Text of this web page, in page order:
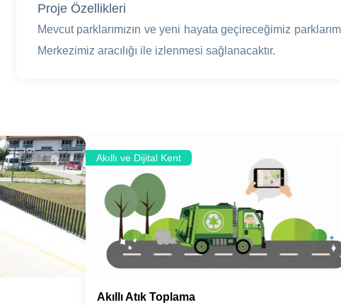
Proje Özellikleri
Mevcut parklarımızın ve yeni hayata geçireceğimiz
Merkezimiz aracılığı ile izlenmesi sağlanacaktır.
Akıllı ve Dijital Kent
Akıllı Atık Toplama